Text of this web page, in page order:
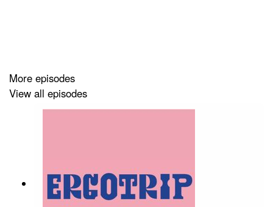
More episodes
View all episodes